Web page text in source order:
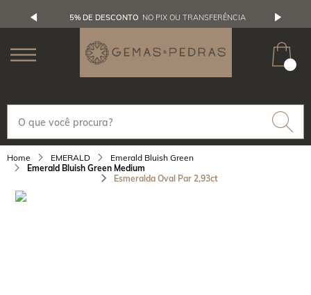
5% DE DESCONTO NO PIX OU TRANSFERÊNCIA
EMERALD
Emerald Bluish Green
Emerald Bluish Green Medium
Esmeralda Oval Par 2,93ct